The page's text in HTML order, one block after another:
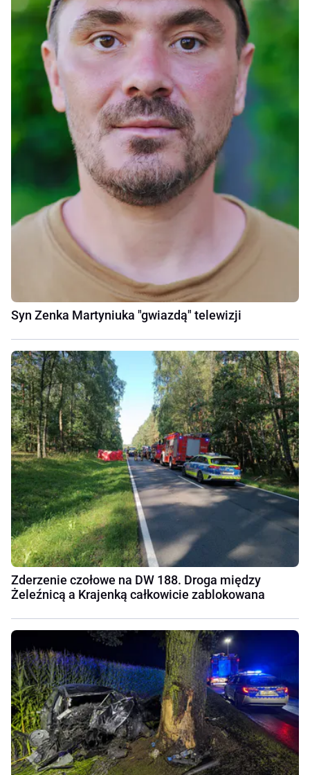
Syn Zenka Martyniuka "gwiazdą" telewizji
Zderzenie czołowe na DW 188. Droga między
Żeleźnicą a Krajenką całkowicie zablokowana